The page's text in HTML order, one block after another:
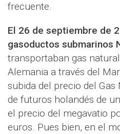
frecuente.
El 26 de septiembre de
gasoductos submarinos
transportaban gas
Alemania a través del
subida del precio del
de futuros holandés de
el precio del megavatio
euros. Pues bien, en el